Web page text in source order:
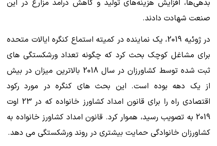
بدهی‌ها، افزایش هزینه‌های تولید و کاهش درآمد مزارع در این
صنعت شهادت دادند.
در ژوئیه 2019، یک نماینده در کمیته استماع کنگره ایالات متحده
برای مشاغل کوچک بحث کرد که چگونه تعداد ورشکستگی های
ثبت شده توسط کشاورزان در سال 2018 بالاترین میزان در بیش
از یک دهه بوده است. این بحث های کنگره در مورد رکود
اقتصادی راه را برای قانون امداد کشاورز خانواده که در 23 اوت
2019 به تصویب رسید، هموار کرد. قانون امداد کشاورز خانواده به
کشاورزان خانوادگی حمایت بیشتری در روند ورشکستگی می دهد.